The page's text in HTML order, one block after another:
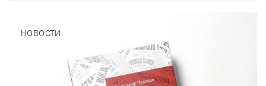
«Конёк-Горбунок».
НОВОСТИ